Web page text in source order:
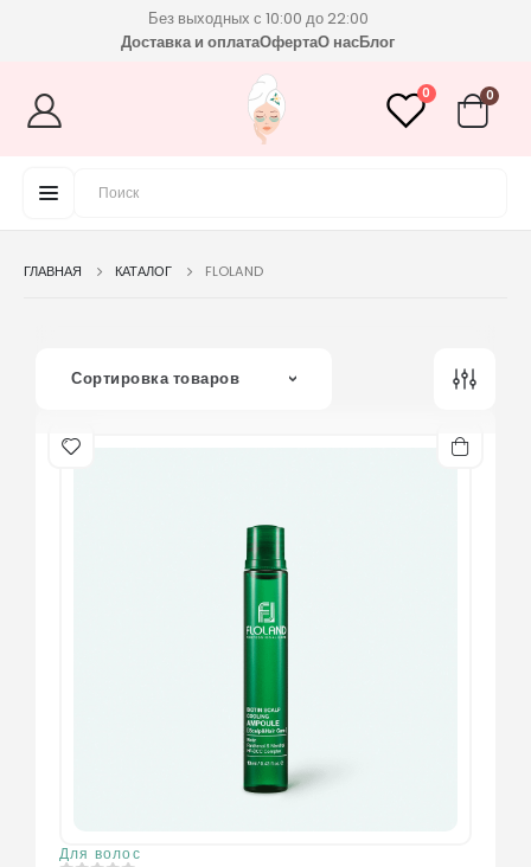
Без выходных с 10:00 до 22:00
Доставка и оплатаОфертаО насБлог
0 0
ГЛАВНАЯ КАТАЛОГ FLOLAND
Сортировка товаров
Для волос